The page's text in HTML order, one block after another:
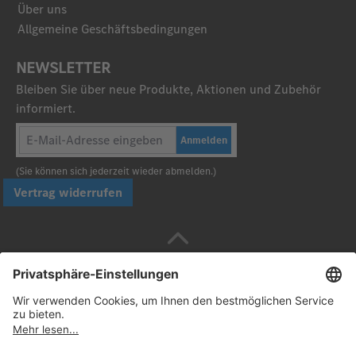
Über uns
Allgemeine Geschäftsbedingungen
NEWSLETTER
Bleiben Sie über neue Produkte, Aktionen und Zubehör
informiert.
Anmelden
(Sie können sich jederzeit wieder abmelden.)
Vertrag widerrufen
Sicher bezahlen mit